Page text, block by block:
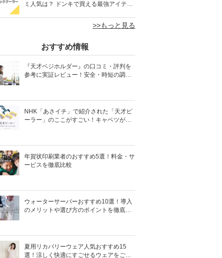
ミ人気は？ ドンキで買える最強アイテム
>>もっと見る
おすすめ情報
『天才ベジホルダー』の口コミ・評判を
参考に実証レビュー！安全・時短の調理
NHK「あさイチ」で紹介された「天才ピ
ーラー」のここがすごい！キャベツがほ
年賀状印刷業者のおすすめ5選！料金・サ
ービスを徹底比較
ウォーターサーバーおすすめ10選！導入
のメリットや選び方のポイントを徹底解
夏用リカバリーウェア人気おすすめ15
選！涼しく快適にすごせるウェアをご紹